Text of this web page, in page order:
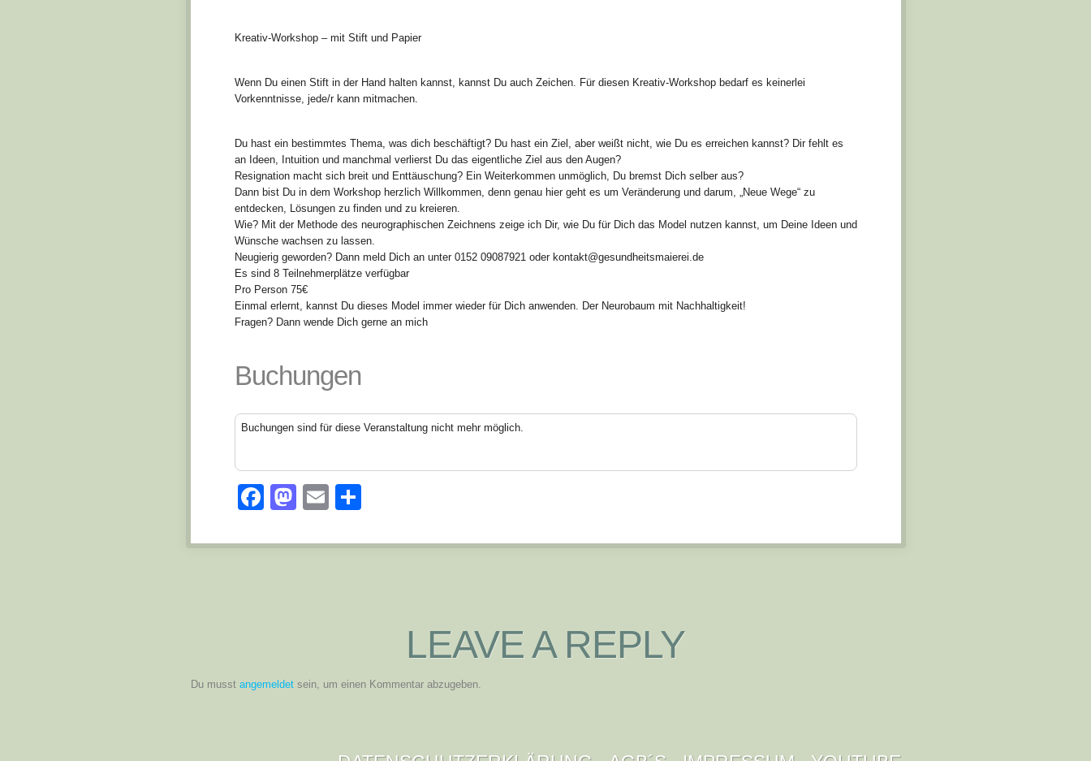
Kreativ-Workshop – mit Stift und Papier
Wenn Du einen Stift in der Hand halten kannst, kannst Du auch Zeichen. Für diesen Kreativ-Workshop bedarf es keinerlei
Vorkenntnisse, jede/r kann mitmachen.
Du hast ein bestimmtes Thema, was dich beschäftigt? Du hast ein Ziel, aber weißt nicht, wie Du es erreichen kannst? Dir fehlt es
an Ideen, Intuition und manchmal verlierst Du das eigentliche Ziel aus den Augen?
Resignation macht sich breit und Enttäuschung? Ein Weiterkommen unmöglich, Du bremst Dich selber aus?
Dann bist Du in dem Workshop herzlich Willkommen, denn genau hier geht es um Veränderung und darum, „Neue Wege“ zu
entdecken, Lösungen zu finden und zu kreieren.
Wie? Mit der Methode des neurographischen Zeichnens zeige ich Dir, wie Du für Dich das Model nutzen kannst, um Deine Ideen und
Wünsche wachsen zu lassen.
Neugierig geworden? Dann meld Dich an unter 0152 09087921 oder kontakt@gesundheitsmaierei.de
Es sind 8 Teilnehmerplätze verfügbar
Pro Person 75€
Einmal erlernt, kannst Du dieses Model immer wieder für Dich anwenden. Der Neurobaum mit Nachhaltigkeit!
Fragen? Dann wende Dich gerne an mich
Buchungen
Buchungen sind für diese Veranstaltung nicht mehr möglich.
Facebook
Mastodon
Email
LEAVE A REPLY
Du musst angemeldetsein, um einen Kommentar abzugeben.